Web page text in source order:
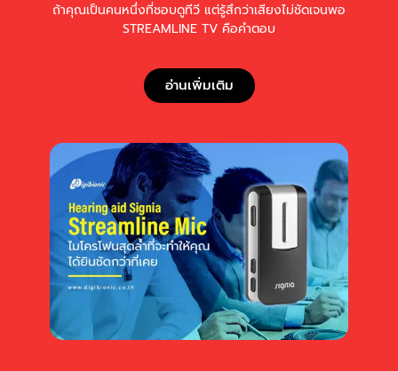
ถ้าคุณเป็นคนหนึ่งที่ชอบดูทีวี แต่รู้สึกว่าเสียงไม่ชัดเจนพอ
STREAMLINE TV คือคำตอบ
อ่านเพิ่มเติม